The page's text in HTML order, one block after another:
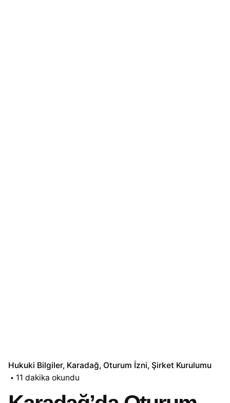
Hukuki Bilgiler Karadağ Oturum İzni Şirket Kurulumu
11 dakika okundu